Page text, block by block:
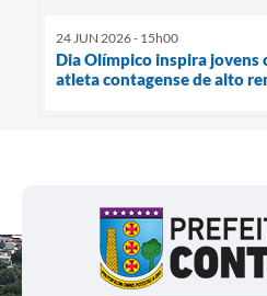
24 JUN 2026 - 15h00
Dia Olímpico inspira jovens
atleta contagense de alto